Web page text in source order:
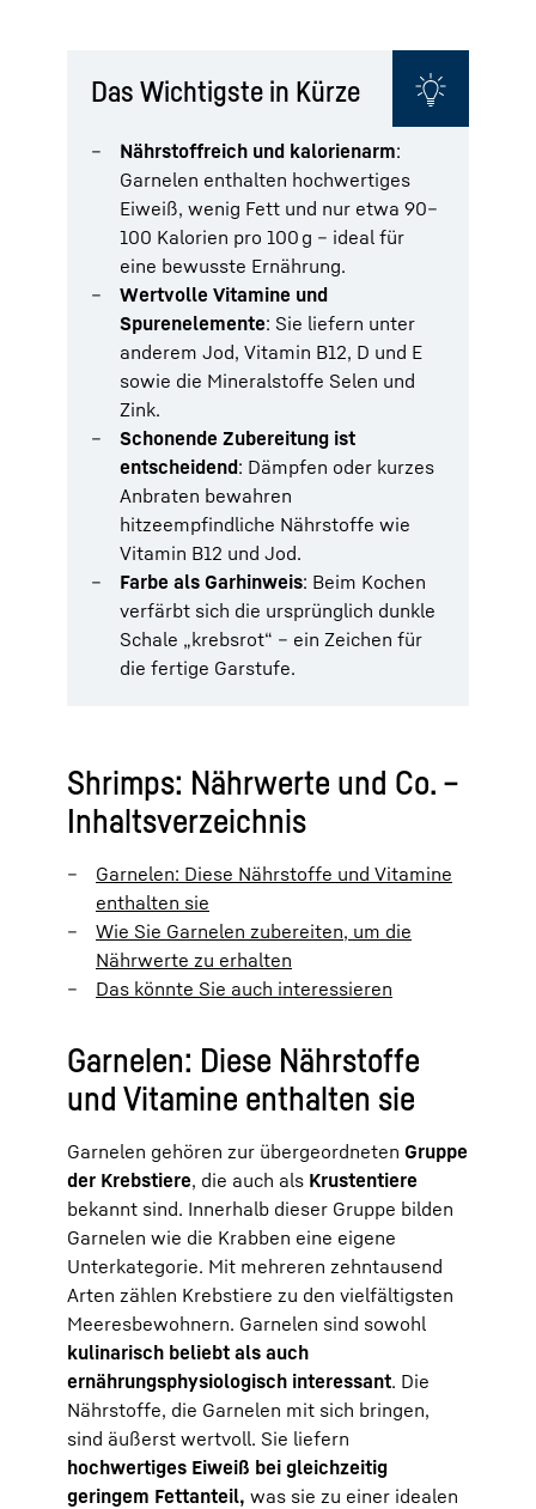
Das Wichtigste in Kürze
Nährstoffreich und kalorienarm:
Garnelen enthalten hochwertiges
Eiweiß, wenig Fett und nur etwa 90–
100 Kalorien pro 100 g – ideal für
eine bewusste Ernährung.
Wertvolle Vitamine und
Spurenelemente: Sie liefern unter
anderem Jod, Vitamin B12, D und E
sowie die Mineralstoffe Selen und
Zink.
Schonende Zubereitung ist
entscheidend: Dämpfen oder kurzes
Anbraten bewahren
hitzeempfindliche Nährstoffe wie
Vitamin B12 und Jod.
Farbe als Garhinweis: Beim Kochen
verfärbt sich die ursprünglich dunkle
Schale „krebsrot“ – ein Zeichen für
die fertige Garstufe.
Shrimps: Nährwerte und Co. –
Inhaltsverzeichnis
Garnelen: Diese Nährstoffe und Vitamine
enthalten sie
Wie Sie Garnelen zubereiten, um die
Nährwerte zu erhalten
Das könnte Sie auch interessieren
Garnelen: Diese Nährstoffe
und Vitamine enthalten sie
Garnelen gehören zur übergeordneten Gruppe
der Krebstiere, die auch als Krustentiere
bekannt sind. Innerhalb dieser Gruppe bilden
Garnelen wie die Krabben eine eigene
Unterkategorie. Mit mehreren zehntausend
Arten zählen Krebstiere zu den vielfältigsten
Meeresbewohnern. Garnelen sind sowohl
kulinarisch beliebt als auch
ernährungsphysiologisch interessant. Die
Nährstoffe, die Garnelen mit sich bringen,
sind äußerst wertvoll. Sie liefern
hochwertiges Eiweiß bei gleichzeitig
geringem Fettanteil, was sie zu einer idealen